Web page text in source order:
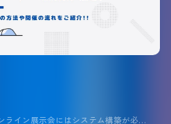
オンライン展示会にはシステム構築が必要！その方法や開催の流れをご紹介